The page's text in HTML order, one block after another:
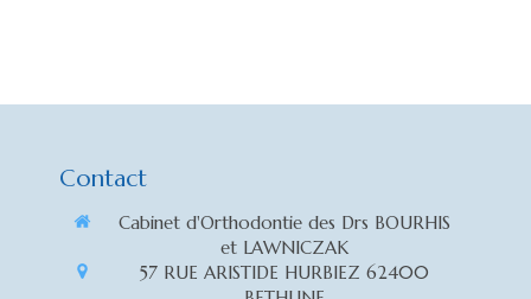
Contact
Cabinet d'Orthodontie des Drs BOURHIS
et LAWNICZAK
57 RUE ARISTIDE HURBIEZ 62400